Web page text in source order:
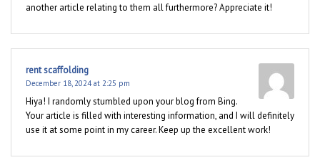
another article relating to them all furthermore? Appreciate it!
rent scaffolding
December 18, 2024 at 2:25 pm
Hiya! I randomly stumbled upon your blog from Bing.
Your article is filled with interesting information, and I will definitely
use it at some point in my career. Keep up the excellent work!